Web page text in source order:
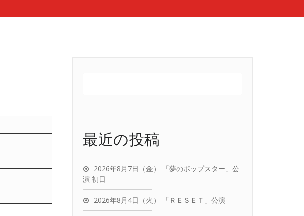
最近の投稿
2026年8月7日（金） 「夢のポップスター」公
演 初日
2026年8月4日（火） 「ＲＥＳＥＴ」公演